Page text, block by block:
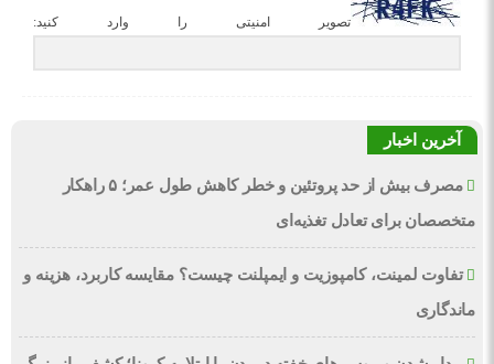
تصویر امنیتی را وارد کنید:
آخرین اخبار
مصرف بیش از حد پروتئین و خطر کاهش طول عمر؛ ۵ راهکار
متخصصان برای تعادل تغذیه‌ای
تفاوت لمینت، کامپوزیت و ایمپلنت چیست؟ مقایسه کاربرد، هزینه و
ماندگاری